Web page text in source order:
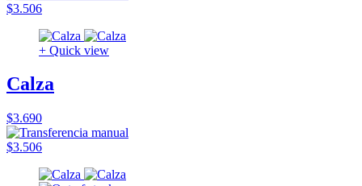
$3.506
+ Quick view
Calza
$3.690
$3.506